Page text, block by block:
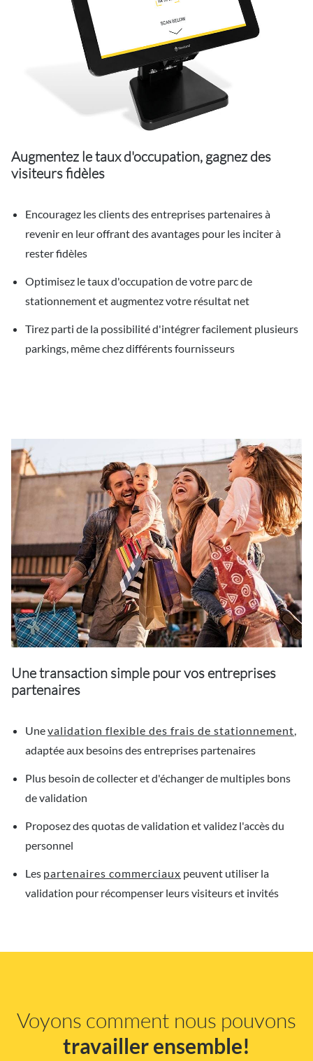
Augmentez le taux d'occupation, gagnez des
visiteurs fidèles
Encouragez les clients des entreprises partenaires à
revenir en leur offrant des avantages pour les inciter à
rester fidèles
Optimisez le taux d'occupation de votre parc de
stationnement et augmentez votre résultat net
Tirez parti de la possibilité d'intégrer facilement plusieurs
parkings, même chez différents fournisseurs
Une transaction simple pour vos entreprises
partenaires
Unevalidation flexible des frais de stationnement
adaptée aux besoins des entreprises partenaires
Plus besoin de collecter et d'échanger de multiples bons
de validation
Proposez des quotas de validation et validez l'accès du
personnel
Les partenaires commerciaux peuvent utiliser la
validation pour récompenser leurs visiteurs et invités
Voyons comment nous pouvons
travailler ensemble!